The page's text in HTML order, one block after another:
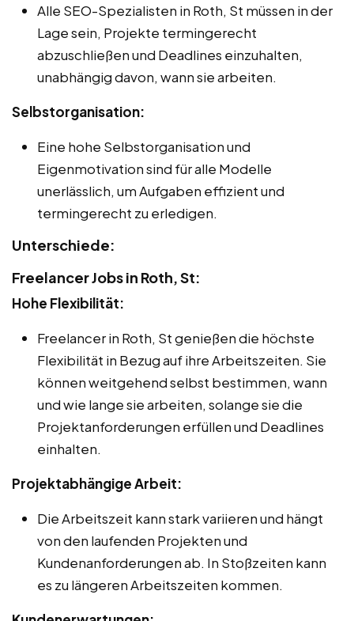
Alle SEO-Spezialisten in Roth, St müssen in der
Lage sein, Projekte termingerecht
abzuschließen und Deadlines einzuhalten,
unabhängig davon, wann sie arbeiten.
Selbstorganisation:
Eine hohe Selbstorganisation und
Eigenmotivation sind für alle Modelle
unerlässlich, um Aufgaben effizient und
termingerecht zu erledigen.
Unterschiede:
Freelancer Jobs in Roth, St:
Hohe Flexibilität:
Freelancer in Roth, St genießen die höchste
Flexibilität in Bezug auf ihre Arbeitszeiten. Sie
können weitgehend selbst bestimmen, wann
und wie lange sie arbeiten, solange sie die
Projektanforderungen erfüllen und Deadlines
einhalten.
Projektabhängige Arbeit:
Die Arbeitszeit kann stark variieren und hängt
von den laufenden Projekten und
Kundenanforderungen ab. In Stoßzeiten kann
es zu längeren Arbeitszeiten kommen.